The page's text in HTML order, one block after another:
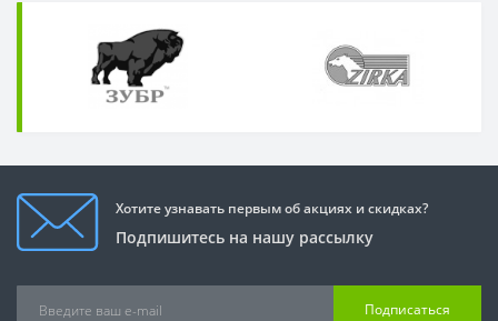
Хотите узнавать первым об акциях и скидках?
Подпишитесь на нашу рассылку
Подписаться